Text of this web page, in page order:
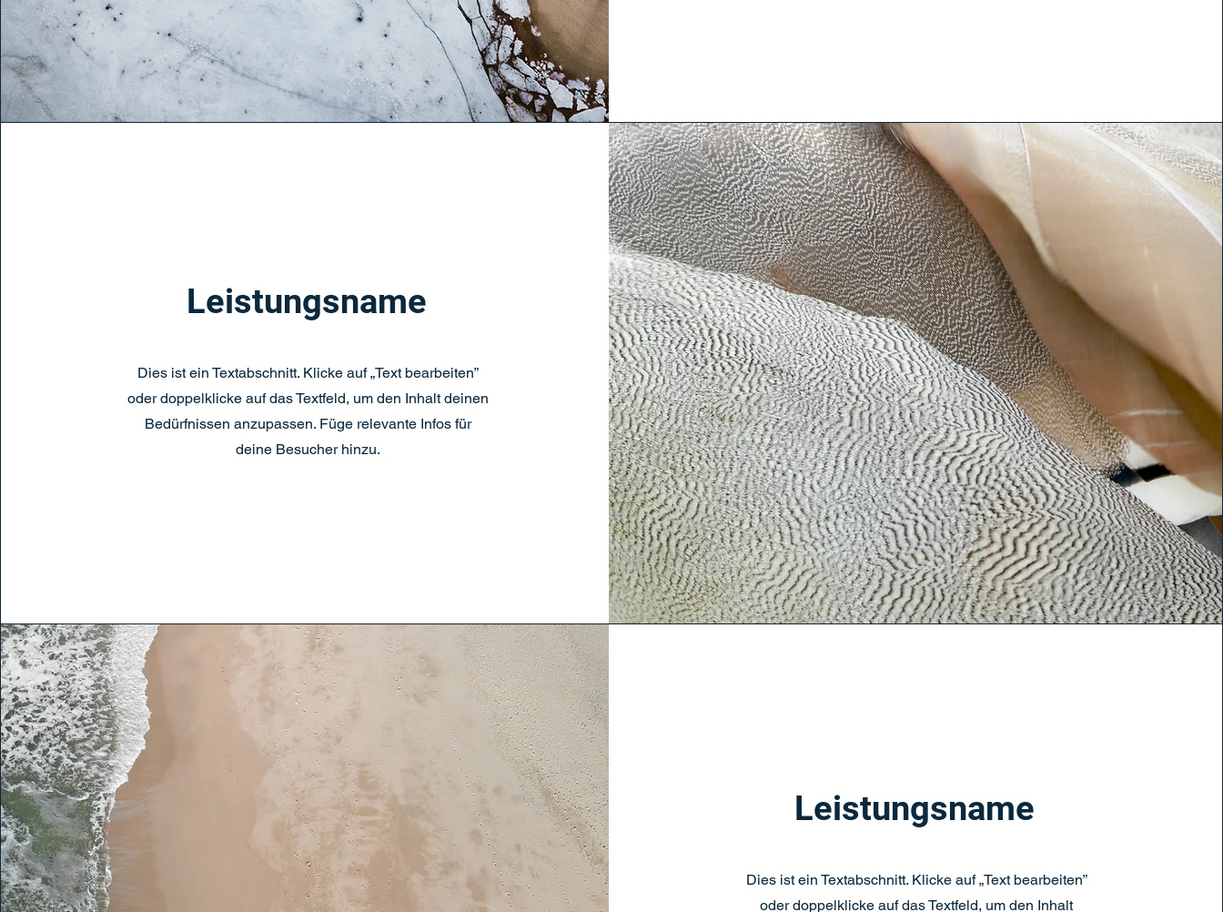
Leistungsname
Dies ist ein Textabschnitt. Klicke auf „Text bearbeiten”
oder doppelklicke auf das Textfeld, um den Inhalt deinen
Bedürfnissen anzupassen. Füge relevante Infos für
deine Besucher hinzu.
Leistungsname
Dies ist ein Textabschnitt. Klicke auf „Text bearbeiten”
oder doppelklicke auf das Textfeld, um den Inhalt